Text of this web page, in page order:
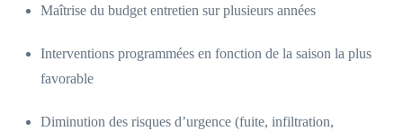
Maîtrise du budget entretien sur plusieurs années
Interventions programmées en fonction de la saison la plus
favorable
Diminution des risques d’urgence (fuite, infiltration,